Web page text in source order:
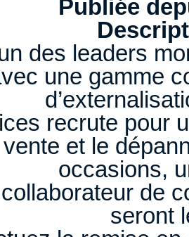
Publiée
des leaders
une gamme
recrute pour
et le
occasions,
de
seront